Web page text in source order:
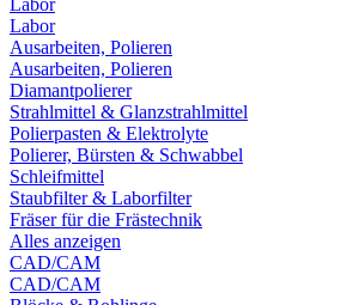
Labor
Labor
Ausarbeiten, Polieren
Ausarbeiten, Polieren
Diamantpolierer
Strahlmittel & Glanzstrahlmittel
Polierpasten & Elektrolyte
Polierer, Bürsten & Schwabbel
Schleifmittel
Staubfilter & Laborfilter
Fräser für die Frästechnik
Alles anzeigen
CAD/CAM
CAD/CAM